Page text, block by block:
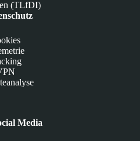
(TLfDI)
Media